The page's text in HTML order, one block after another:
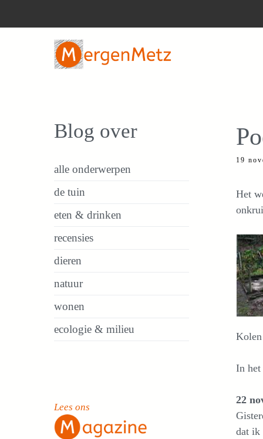
19
Het
Kolen
In het
22
dat ik
Blog over
alle onderwerpen
de tuin
eten & drinken
recensies
dieren
natuur
wonen
ecologie & milieu
Lees ons